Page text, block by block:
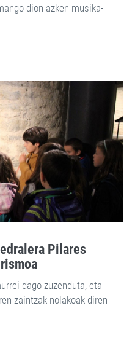
dion azken musika-
Pilares
dago zuzenduta, eta
zaintzak nolakoak diren